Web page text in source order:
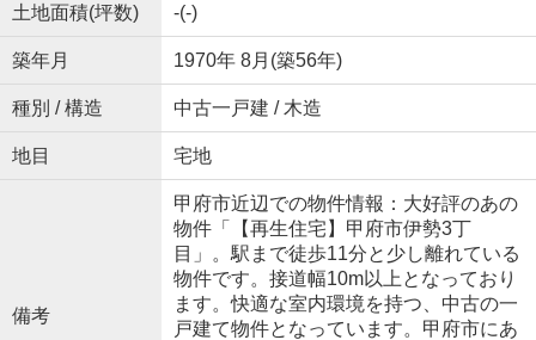
土地面積(坪数) -(-)
築年月 1970年 8月(築56年)
種別 / 構造 中古一戸建 / 木造
地目 宅地
備考
甲府市近辺での物件情報：大好評のあの
物件「【再生住宅】甲府市伊勢3丁
目」。駅まで徒歩11分と少し離れている
物件です。接道幅10m以上となっており
ます。快適な室内環境を持つ、中古の一
戸建て物件となっています。甲府市にあ